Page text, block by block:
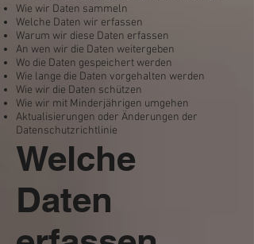
Wie wir Daten sammeln
Welche Daten wir erfassen
Warum wir diese Daten erfassen
An wen wir die Daten weitergeben
Wo die Daten gespeichert werden
Wie lange die Daten vorgehalten werden
Wie wir die Daten schützen
Wie wir mit Minderjährigen umgehen
Aktualisierungen oder Änderungen der
Datenschutzrichtlinie
Welche
Daten